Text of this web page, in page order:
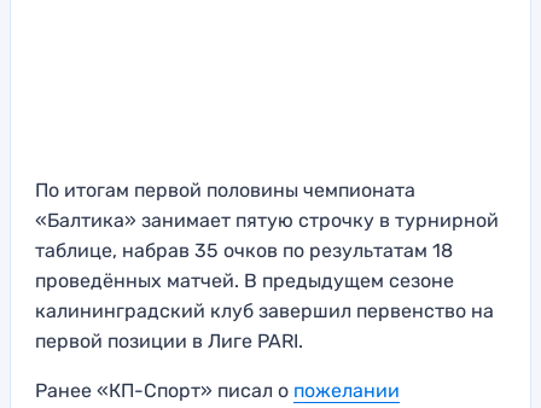
По итогам первой половины чемпионата
«Балтика» занимает пятую строчку в турнирной
таблице, набрав 35 очков по результатам 18
проведённых матчей. В предыдущем сезоне
калининградский клуб завершил первенство на
первой позиции в Лиге PARI.
Ранее «КП-Спорт» писал о пожелании